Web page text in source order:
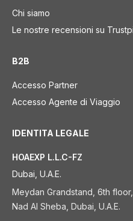
Chi siamo
Le nostre recensioni su
B2B
Accesso Partner
Accesso Agente di Viaggio
IDENTITA LEGALE
HOAEXP L.L.C-FZ
Dubai, U.A.E.
Meydan Grandstand, 6th
Nad Al Sheba, Dubai, U.A.E.